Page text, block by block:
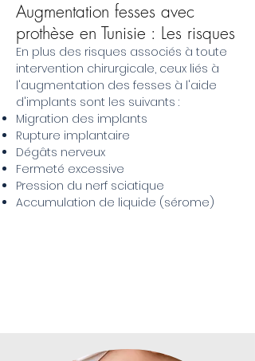
Augmentation fesses avec
prothèse en Tunisie : Les risques
En plus des risques associés à toute
intervention chirurgicale, ceux liés à
l'augmentation des fesses à l'aide
d'implants sont les suivants :
Migration des implants
Rupture implantaire
Dégâts nerveux
Fermeté excessive
Pression du nerf sciatique
Accumulation de liquide (sérome)